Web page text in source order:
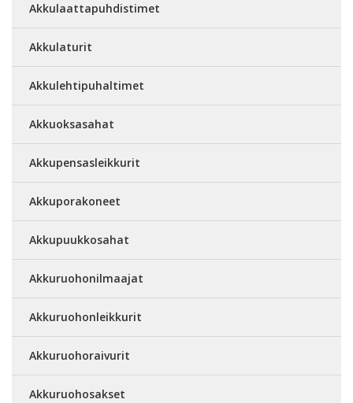
Akkulaattapuhdistimet
Akkulaturit
Akkulehtipuhaltimet
Akkuoksasahat
Akkupensasleikkurit
Akkuporakoneet
Akkupuukkosahat
Akkuruohonilmaajat
Akkuruohonleikkurit
Akkuruohoraivurit
Akkuruohosakset